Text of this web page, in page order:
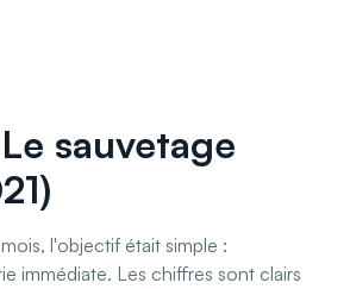
sauvetage
l'objectif était simple :
immédiate. Les chiffres sont clairs